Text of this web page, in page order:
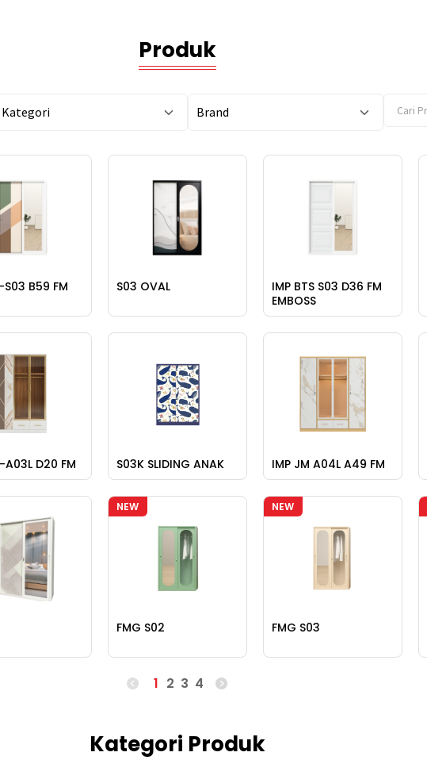
Produk
Kategori Brand
Cari
S03 B59 FM S03 OVAL
IMP BTS S03 D36 FM
EMBOSS
A03L D20 FM S03K SLIDING ANAK IMP JM A04L A49 FM
NEW
FMG S02
NEW
FMG S03
1 2 3 4
Kategori Produk